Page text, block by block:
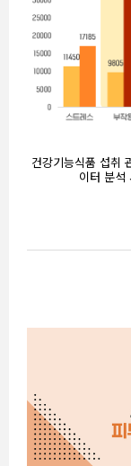
건강기능식품 섭취
이터 분